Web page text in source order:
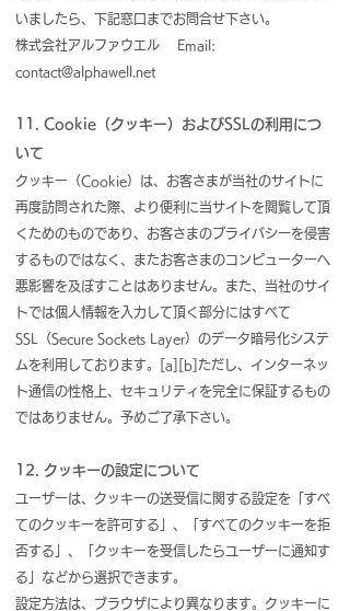
いましたら、下記窓口までお問合せ下さい。
株式会社アルファウエル Email:
contact@alphawell.net
11. Cookie（クッキー）およびSSLの利用につ
いて
クッキー（Cookie）は、お客さまが当社のサイトに
再度訪問された際、より便利に当サイトを閲覧して頂
くためのものであり、お客さまのプライバシーを侵害
するものではなく、またお客さまのコンピューターへ
悪影響を及ぼすことはありません。また、当社のサイ
トでは個人情報を入力して頂く部分にはすべて
SSL（Secure Sockets Layer）のデータ暗号化システ
ムを利用しております。[a][b]ただし、インターネッ
ト通信の性格上、セキュリティを完全に保証するもの
ではありません。予めご了承下さい。
12. クッキーの設定について
ユーザーは、クッキーの送受信に関する設定を「すべ
てのクッキーを許可する」、「すべてのクッキーを拒
否する」、「クッキーを受信したらユーザーに通知す
る」などから選択できます。
設定方法は、ブラウザにより異なります。クッキーに